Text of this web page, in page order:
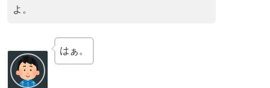
よ。
はぁ。